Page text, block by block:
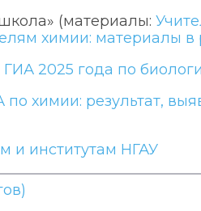
(материалы:
химии: материалы
2025 года по
химии: результат,
и институтам НГАУ